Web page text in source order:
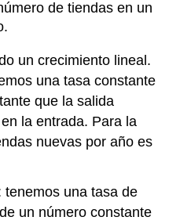
de tiendas en un
un crecimiento lineal.
una tasa constante
que la salida
la entrada. Para la
nuevas por año es
una tasa de
un número constante